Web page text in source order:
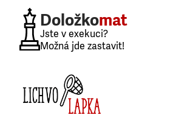
Doložkomat
Jste v exekuci?
Možná jde zastavit!